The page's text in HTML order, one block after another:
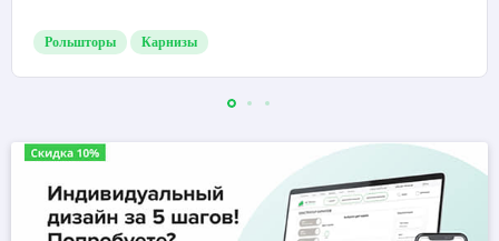
Рольшторы Карнизы